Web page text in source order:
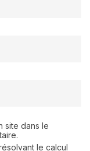
site dans le
le calcul